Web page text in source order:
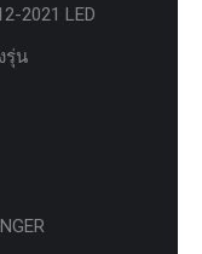
2021 LED
รุ่น